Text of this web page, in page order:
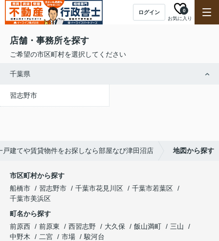
ログイン
お気に入り
0
店舗・事務所を探す
ご希望の市区町村を選択してください
千葉県
習志野市
戸建てや賃貸物件をお探しなら部屋なび津田沼店 地図から探す
市区町村から探す
船橋市
習志野市 千葉市花見川区
千葉市若葉区
千葉市美浜区
町名から探す
前原西
前原東 西習志野 大久保 飯山満町
三山
中野木
二宮 市場
駿河台